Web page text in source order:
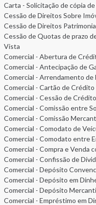
Carta - Solicitação de cópia
Cessão de Direitos Sobre
Cessão de Direitos
Cessão de Quotas de prazo
Vista
Comercial - Abertura de
Comercial - Antecipação de
Comercial - Arrendamento de
Comercial - Cartão de Crédito
Comercial - Cessão de Crédito
Comercial - Comissão entre
Comercial - Comissão
Comercial - Comodato de
Comercial - Comodato entre
Comercial - Compra e Venda
Comercial - Confissão de
Comercial - Depósito
Comercial - Depósito em
Comercial - Depósito
Comercial - Empréstimo em